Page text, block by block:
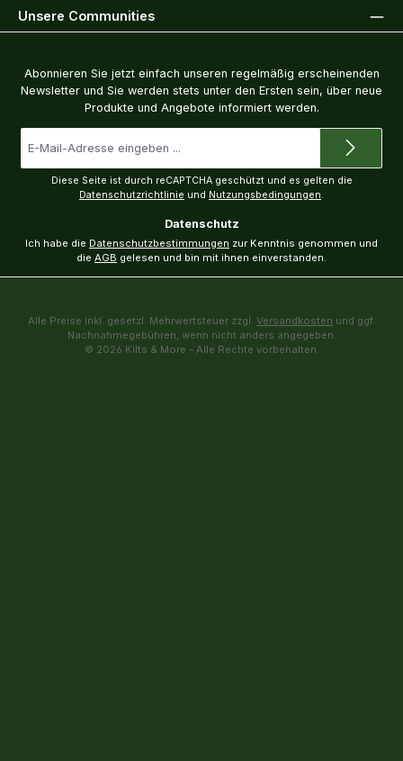
Unsere Communities
Abonnieren Sie jetzt einfach unseren regelmäßig erscheinenden
Newsletter und Sie werden stets unter den Ersten sein, über neue
Produkte und Angebote informiert werden.
Mail-
Diese Seite ist durch reCAPTCHA geschützt und es gelten die
Datenschutzrichtlinie und Nutzungsbedingungen.
Datenschutz
Ich habe die Datenschutzbestimmungen zur Kenntnis genommen und
die AGB gelesen und bin mit ihnen einverstanden.
Alle Preise inkl. gesetzl. Mehrwertsteuer zzgl. Versandkosten und ggf.
Nachnahmegebühren, wenn nicht anders angegeben.
© 2026 Kilts & More - Alle Rechte vorbehalten.